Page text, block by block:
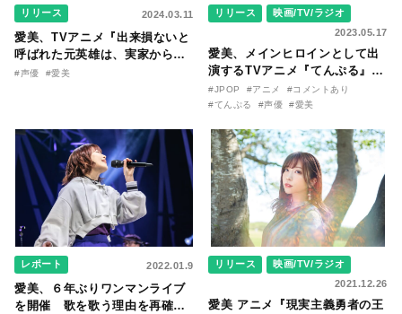
リリース 2024.03.11
愛美、TVアニメ『出来損ないと
呼ばれた元英雄は、実家から追
放されたので好き勝手に生きる
#声優 #愛美
リリース
映画/TV/ラジオ
2023.05.17
愛美、メインヒロインとして出
演するTVアニメ『てんぷる』
OPテーマ担当が決定！ 自身が
作詞を手掛けた「煩悩☆パラダ
#JPOP #アニメ
#コメントあり
#てんぷる
#声優 #愛美
レポート 2022.01.9
愛美、６年ぶりワンマンライブ
を開催 歌を歌う理由を再確認
リリース
映画/TV/ラジオ
2021.12.26
愛美 アニメ『現実主義勇者の王